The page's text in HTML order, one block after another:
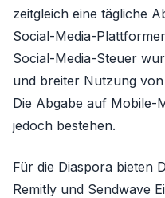
zeitgleich eine tägliche
Social-Media-
Social-Media-Steuer
und breiter Nutzung
Die Abgabe auf Mobile-
jedoch bestehen.
Für die Diaspora bieten
Remitly und Sendwave